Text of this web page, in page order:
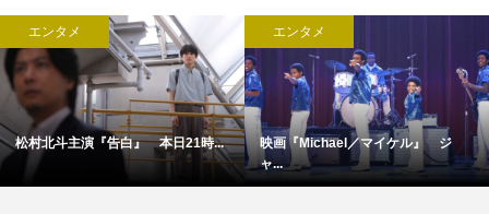
エンタメ
松村北斗主演『告白』 本日21時...
エンタメ
映画『Michael／マイケル』 ジ
ャ...